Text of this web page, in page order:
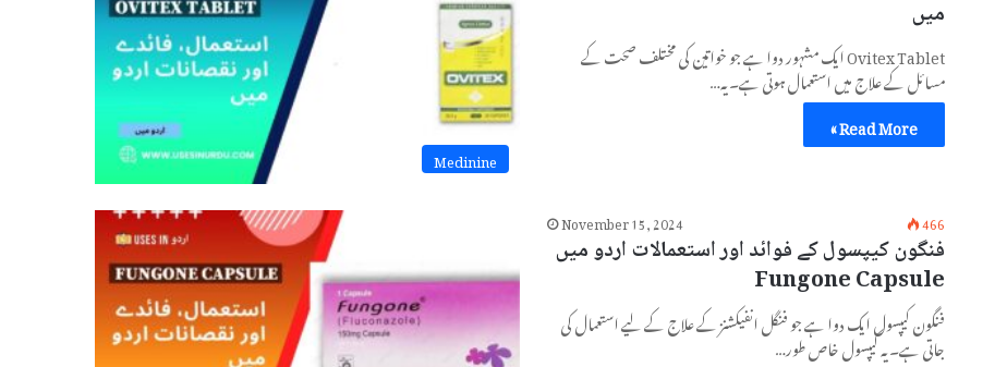
Medinine
میں
Ovitex Tablet ایک مشہور دوا ہے جو خواتین کی مختلف صحت کے
مسائل کے علاج میں استعمال ہوتی ہے۔ یہ…
Read More »
November 15, 2024 466
فنگون کیپسول کے فوائد اور استعمالات اردو میں
Fungone Capsule
فنگون کیپسول ایک دوا ہے جو فنگل انفیکشنز کے علاج کے لیے استعمال کی
جاتی ہے۔ یہ کیپسول خاص طور…